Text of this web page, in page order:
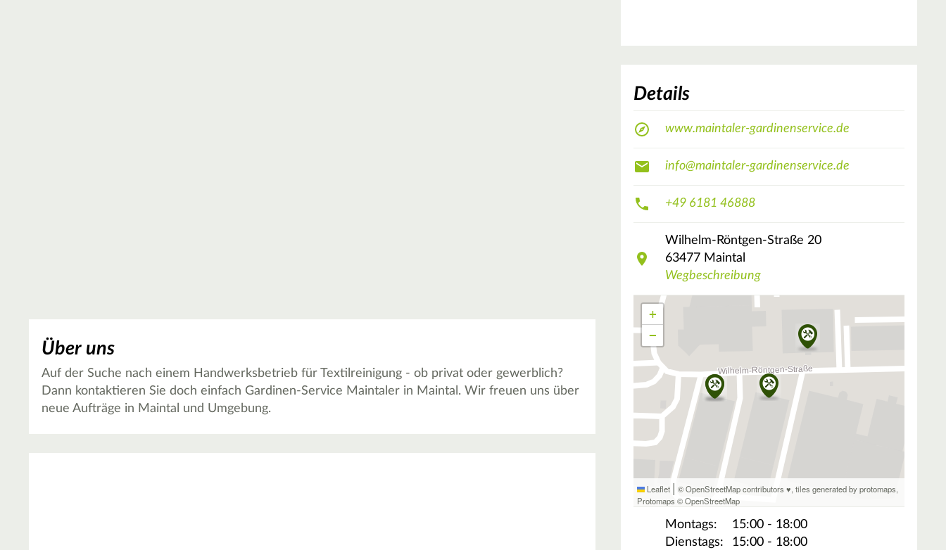
Über uns
Auf der Suche nach einem Handwerksbetrieb für Textilreinigung - ob privat oder gewerblich?
Dann kontaktieren Sie doch einfach Gardinen-Service Maintaler in Maintal. Wir freuen uns über
neue Aufträge in Maintal und Umgebung.
Details
www.maintaler-gardinenservice.de
info@maintaler-gardinenservice.de
+49 6181 46888
Wilhelm-Röntgen-Straße 20
63477 Maintal
Wegbeschreibung
+
−
Leaflet | © OpenStreetMap contributors ♥,tiles generated by protomaps,
Protomaps ©OpenStreetMap
Montags:
15:00 - 18:00
Dienstags:
15:00 - 18:00